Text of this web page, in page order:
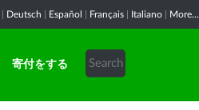
Deutsch Español Français Italiano More...
寄付をする